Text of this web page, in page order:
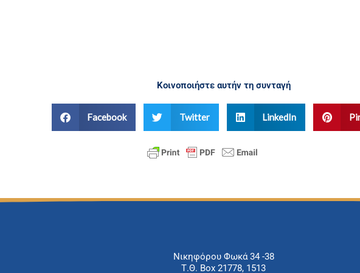
Κοινοποιήστε αυτήν τη συνταγή
Facebook Twitter LinkedIn
Νικηφόρου Φωκά 34 -38
Τ.Θ. Box 21778, 1513